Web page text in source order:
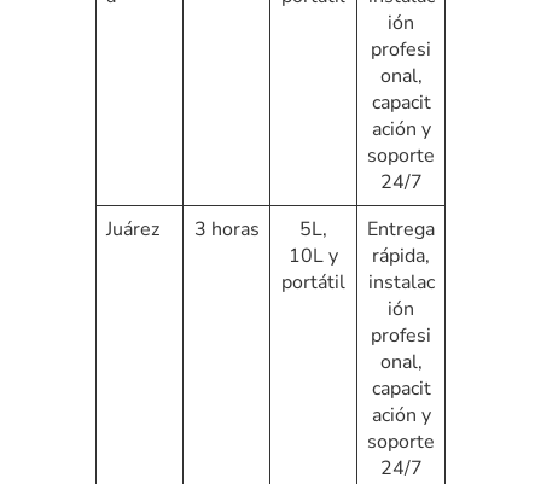
ión
profesi
onal,
capacit
ación y
soporte
24/7
Juárez
3 horas
5L,
10L y
portátil
Entrega
rápida,
instalac
ión
profesi
onal,
capacit
ación y
soporte
24/7